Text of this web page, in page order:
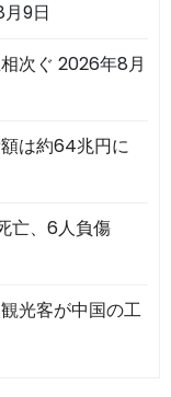
9日
次ぐ 2026年8月
は約64兆円に
亡、6人負傷
光客が中国の工